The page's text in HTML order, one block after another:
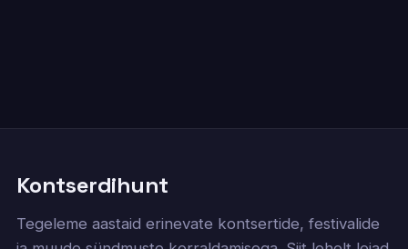
Kontserdihunt
Tegeleme aastaid erinevate kontsertide, festivalide